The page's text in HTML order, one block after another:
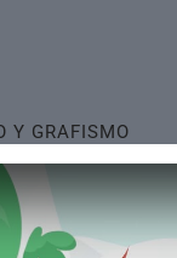
Y GRAFISMO